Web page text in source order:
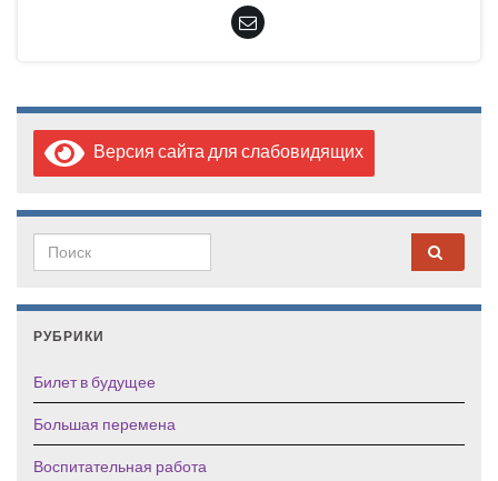
Версия сайта для слабовидящих
Search for:
РУБРИКИ
Билет в будущее
Большая перемена
Воспитательная работа